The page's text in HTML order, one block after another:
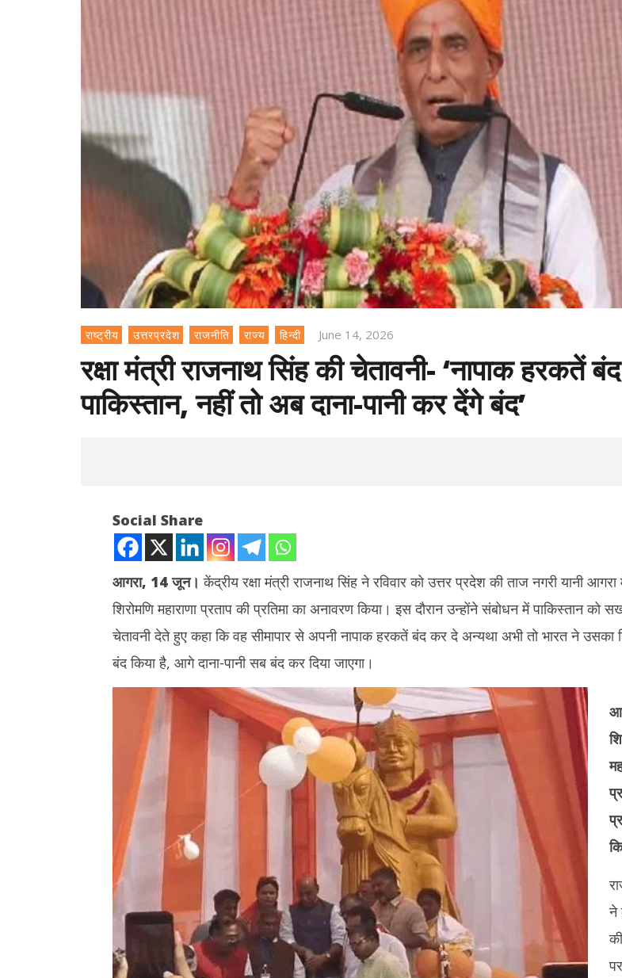
राष्ट्रीय उत्तरप्रदेश राजनीति राज्य हिन्दी June 14, 2026
रक्षा मंत्री राजनाथ सिंह की चेतावनी- ‘नापाक हरकतें
पाकिस्तान, नहीं तो अब दाना-पानी कर देंगे बंद’
NOW VIEWING
रक्षा मंत्री राजनाथ सिंह की चेतावनी- ‘नापाक
हरकतें बंद कर दे पाकिस्तान, नहीं तो अब दाना-पानी
कर देंगे बंद’
दुबई में होगा महिला टी20 एशिया कप : ACC ने
जारी किया कार्यक्रम, 5 सितम्बर को भारत-पाक
की टक्कर
June
14,
2026
June
14,
Social Share
आगरा, 14 जून। केंद्रीय रक्षा मंत्री राजनाथ सिंह ने रविवार को उत्तर प्रदेश की ताज नगरी यानी आगरा
शिरोमणि महाराणा प्रताप की प्रतिमा का अनावरण किया। इस दौरान उन्होंने संबोधन में पाकिस्तान को
चेतावनी देते हुए कहा कि वह सीमापार से अपनी नापाक हरकतें बंद कर दे अन्यथा अभी तो भारत ने उसका
बंद किया है, आगे दाना-पानी सब बंद कर दिया जाएगा।
ने